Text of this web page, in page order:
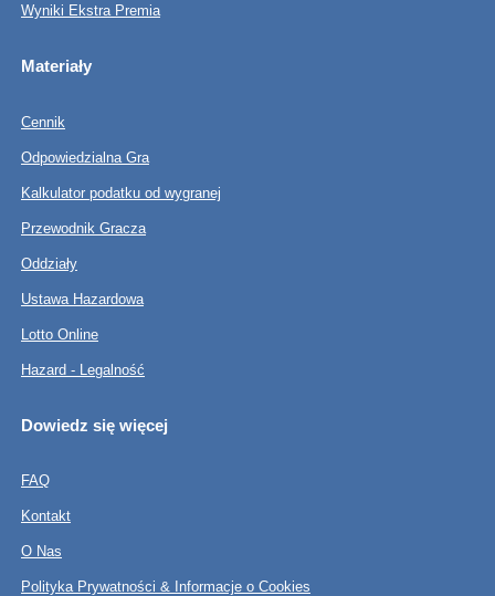
Wyniki Ekstra Premia
Materiały
Cennik
Odpowiedzialna Gra
Kalkulator podatku od wygranej
Przewodnik Gracza
Oddziały
Ustawa Hazardowa
Lotto Online
Hazard - Legalność
Dowiedz się więcej
FAQ
Kontakt
O Nas
Polityka Prywatności & Informacje o Cookies